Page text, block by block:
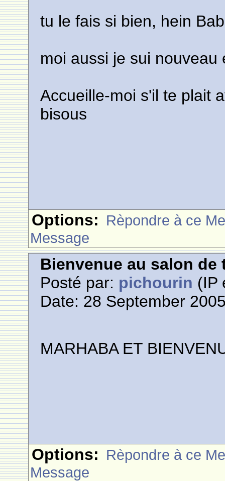
tu le fais si bien, hein
moi aussi je sui
Accueille-moi s'il te plait
bisous
Options: Rèpondre à ce
Message
Bienvenue au salon de
Posté par: pichourin (IP
Date: 28 September
MARHABA ET BIENVEN
Options: Rèpondre à ce
Message